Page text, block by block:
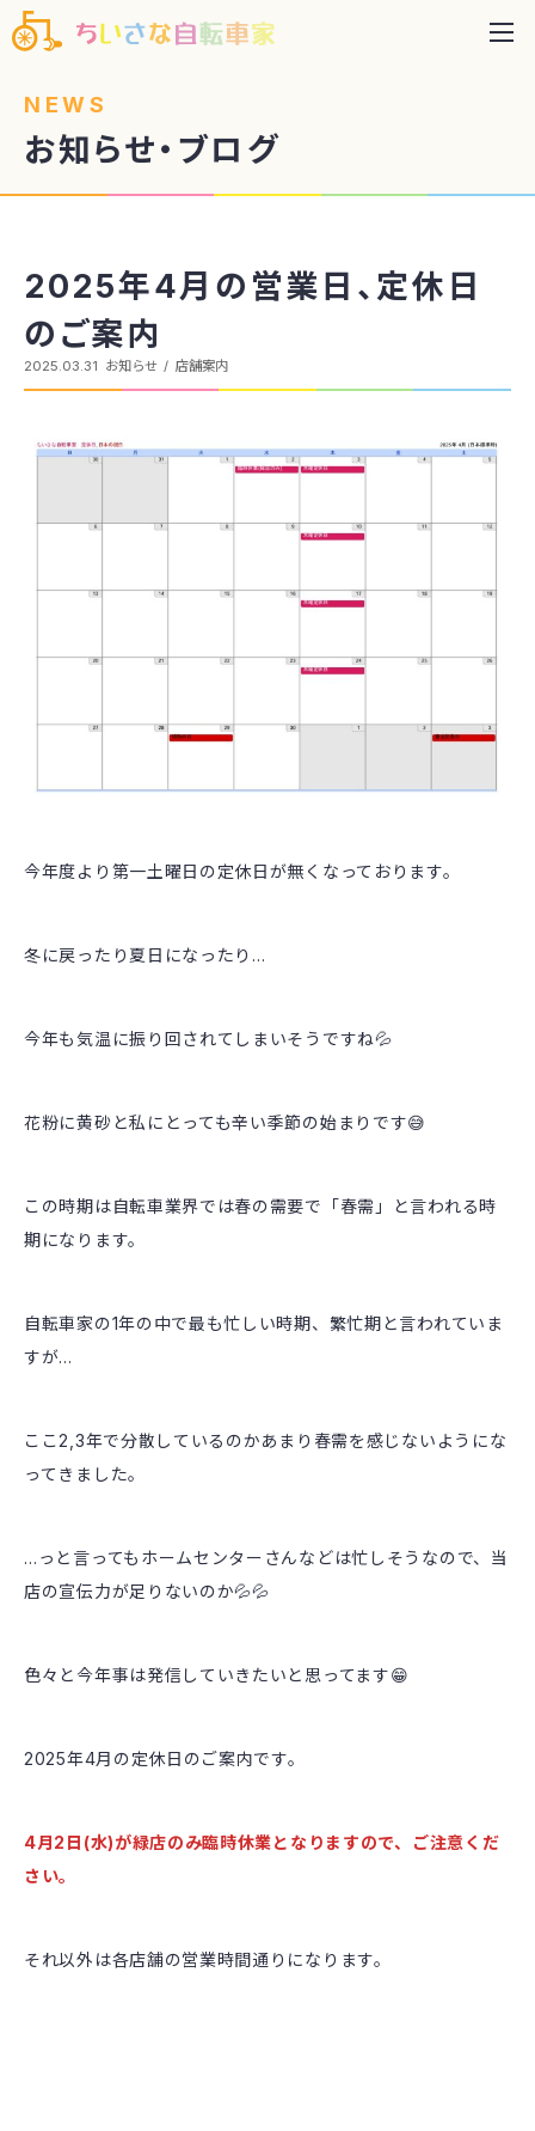
NEWS
お知らせ・ブログ
2025年4月の営業日、定休日
のご案内
2025.03.31 お知らせ 店舗案内
今年度より第一土曜日の定休日が無くなっております。
冬に戻ったり夏日になったり…
今年も気温に振り回されてしまいそうですね💦
花粉に黄砂と私にとっても辛い季節の始まりです😅
この時期は自転車業界では春の需要で「春需」と言われる時
期になります。
自転車家の1年の中で最も忙しい時期、繁忙期と言われていま
すが…
ここ2,3年で分散しているのかあまり春需を感じないようにな
ってきました。
…っと言ってもホームセンターさんなどは忙しそうなので、当
店の宣伝力が足りないのか💦💦
色々と今年事は発信していきたいと思ってます😁
2025年4月の定休日のご案内です。
4月2日(水)が緑店のみ臨時休業となりますので、ご注意くだ
さい。
それ以外は各店舗の営業時間通りになります。